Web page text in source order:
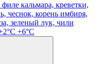
кальмара, креветки,
чеснок, корень имбиря,
зеленый лук, чили
+6°C